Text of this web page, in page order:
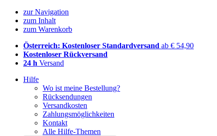
zur Navigation
zum Inhalt
zum Warenkorb
Österreich: Kostenloser Standardversand ab € 54,90
Kostenloser Rückversand
24 h Versand
Hilfe
Wo ist meine Bestellung?
Rücksendungen
Versandkosten
Zahlungsmöglichkeiten
Kontakt
Alle Hilfe-Themen